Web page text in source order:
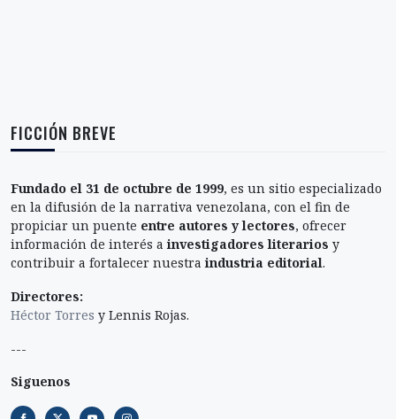
FICCIÓN BREVE
Fundado el 31 de octubre de 1999, es un sitio especializado
en la difusión de la narrativa venezolana, con el fin de
propiciar un puente entre autores y lectores, ofrecer
información de interés ainvestigadores literarios y
contribuir a fortalecer nuestraindustria editorial.
Directores:
Héctor Torres y Lennis Rojas.
---
Siguenos